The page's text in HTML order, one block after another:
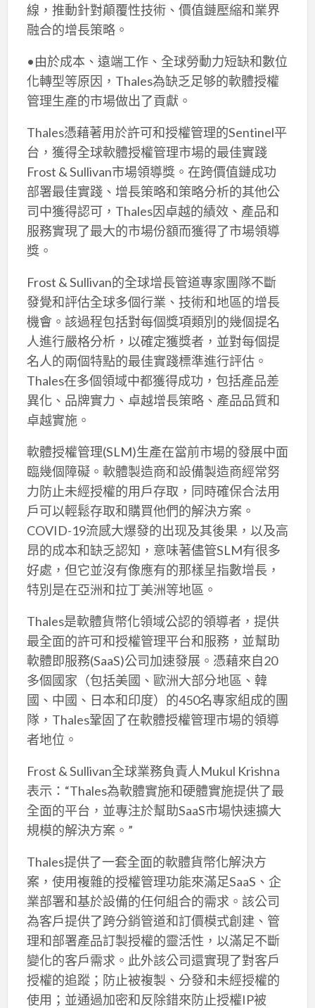
線，推動針對顛覆性技術、價值鏈壓縮和業界
融合的增長策略。
•由於成本、遠端工作、全球勞動力短缺和數位
化轉型等原因，Thales為缺乏足够的軟體授權
管理生產的市場做出了貢獻。
Thales憑藉著用於許可和授權管理的Sentinel平
台，獲得全球軟體授權管理市場的最佳實踐
Frost & Sullivan市場領導獎。在跨價值鏈成功
部署最佳實踐、增長策略和策略分析的其他公
司中獲得認可，Thales因卓越的績效、產品和
服務實現了最大的市場份額而獲得了市場領導
獎。
Frost & Sullivan的全球增長管道專家團隊不斷
發覺和評估全球多個行業、技術和地區的增長
機會。該過程包括對每個獎項類別的幾個提名
人進行嚴格分析，以確定獲獎者，並對每個提
名人的兩個特點的最佳實踐標準進行評估。
Thales在多個領域中都獲得成功，包括產品差
異化、品牌實力、卓越增長策略、產品品質和
卓越實施。
軟體授權管理(SLM)生產在當前市場的發展中面
臨幾個障礙。軟體製造商和設備製造商經常努
力防止未經授權的用戶存取，同時確保合法用
戶可以輕鬆存取和購買他們的解決方案。
COVID-19流感大爆發的出现及其後果，以及高
昂的成本和缺乏認知，意味著儘管SLM有很多
好處，但它並沒有像應有的那樣呈指數增長，
特別是在亞洲和拉丁美洲等地區。
Thales是軟體貨幣化領域公認的領導者，提供
最全面的許可和授權管理平台和服務，並幫助
軟體即服務(SaaS)公司加速發展。憑藉來自20
多個國家（包括美國、歐洲大部分地區、韓
國、中國、日本和印度）的450名專家組成的團
隊，Thales鞏固了在軟體授權管理市場的領導
者地位。
Frost & Sullivan全球業務負責人Mukul Krishna
表示：“Thales為軟體實施和硬體實施提供了最
全面的平台，並專注於幫助SaaS市場快速擴大
規模的解決方案。”
Thales提供了一套全面的軟體貨幣化解決方
案，使用複雜的授權管理功能來滿足SaaS、企
業部署和基於設備的任何組合的需求。該公司
為客戶提供了跨分銷管道和訂價模式創建、管
理和部署產品訂製授權的靈活性，以滿足不斷
變化的客戶需求。此外該公司還實現了對客戶
授權的追蹤；防止被複製、分發和未經授權的
使用；並通過加密和反除錯來防止授權IP被